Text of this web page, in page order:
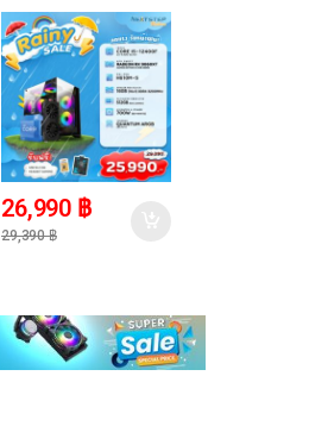
8GB / 16GB DDR4
3200MHz / M.2 512GB
- 8%
26,990 ฿
29,390฿